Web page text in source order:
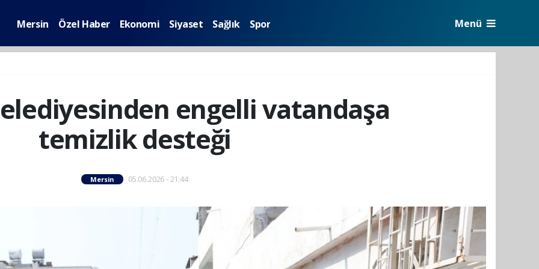
Mersin Özel Haber Ekonomi Siyaset Sağlık Spor Menü
engelli vatandaşa
temizlik desteği
Mersin 05.06.2026 - 21:44